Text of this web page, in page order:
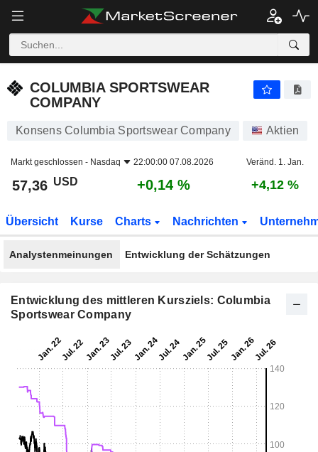
COLUMBIA SPORTSWEAR
COMPANY
Konsens Columbia Sportswear Company Aktien
Markt geschlossen - Nasdaq 22:00:00 07.08.2026 Veränd. 1. Jan.
57,36 USD +0,14 % +4,12 %
Übersicht Kurse Charts Nachrichten
Analystenmeinungen Entwicklung der Schätzungen
Entwicklung des mittleren Kursziels: Columbia
Sportswear Company